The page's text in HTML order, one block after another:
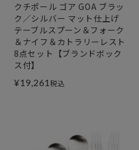
クチポール ゴア GOA ブラッ
ク／シルバー マット仕上げ
テーブルスプーン＆フォーク
＆ナイフ＆カトラリーレスト
8点セット【ブランドボック
ス付】
¥19,261 税込